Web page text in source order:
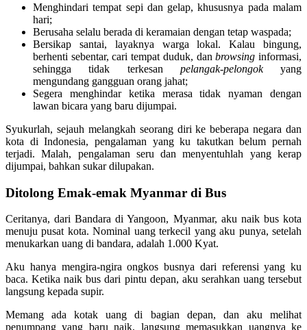
Menghindari tempat sepi dan gelap, khususnya pada malam
hari;
Berusaha selalu berada di keramaian dengan tetap waspada;
Bersikap santai, layaknya warga lokal. Kalau bingung,
berhenti sebentar, cari tempat duduk, danbrowsing informasi,
sehingga tidak terkesan pelangak-pelongokyang
mengundang gangguan orang jahat;
Segera menghindar ketika merasa tidak nyaman dengan
lawan bicara yang baru dijumpai.
Syukurlah, sejauh melangkah seorang diri ke beberapa negara dan
kota di Indonesia, pengalaman yang ku takutkan belum pernah
terjadi. Malah, pengalaman seru dan menyentuhlah yang kerap
dijumpai, bahkan sukar dilupakan.
Ditolong Emak-emak Myanmar di Bus
Ceritanya, dari Bandara di Yangoon, Myanmar, aku naik bus kota
menuju pusat kota. Nominal uang terkecil yang aku punya, setelah
menukarkan uang di bandara, adalah 1.000 Kyat.
Aku hanya mengira-ngira ongkos busnya dari referensi yang ku
baca. Ketika naik bus dari pintu depan, aku serahkan uang tersebut
langsung kepada supir.
Memang ada kotak uang di bagian depan, dan aku melihat
penumpang yang baru naik, langsung memasukkan uangnya ke